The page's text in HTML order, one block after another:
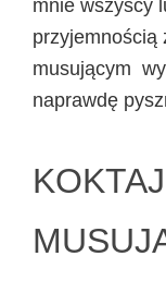
mnie wszyscy
przyjemnością
musującym
naprawdę